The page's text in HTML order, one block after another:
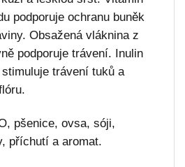
podporuje ochranu buněk
Obsažená vláknina z
podporuje trávení. Inulin
trávení tuků a
pšenice, ovsa, sóji,
příchutí a aromat.